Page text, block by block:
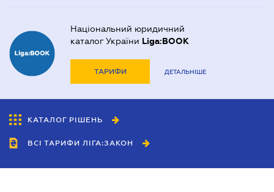
Національний юридичний
каталог України Liga:BOOK
ТАРИФИ ДЕТАЛЬНІШЕ
КАТАЛОГ РІШЕНЬ
ВСІ ТАРИФИ ЛІГА:ЗАКОН